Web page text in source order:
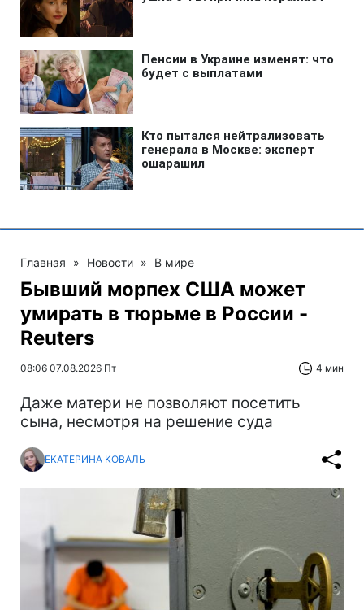
Главная » Новости » В мире
Бывший морпех США может
умирать в тюрьме в России -
Reuters
08:06 07.08.2026 Пт 4 мин
Даже матери не позволяют посетить
сына, несмотря на решение суда
ЕКАТЕРИНА КОВАЛЬ